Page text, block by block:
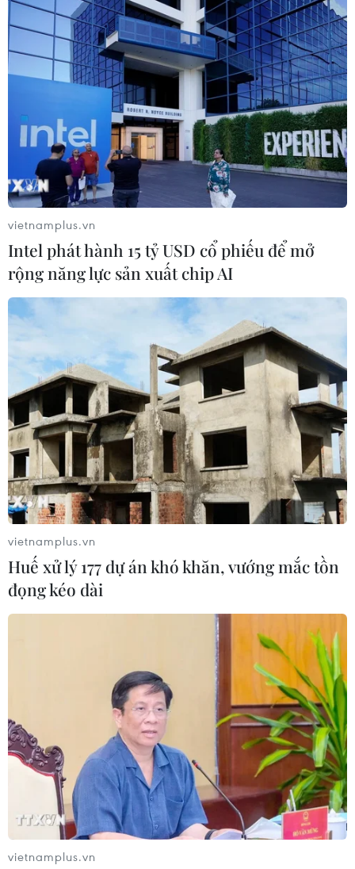
Niềm vui của tiền đạo đội trưởng Huỳnh Như (9) và đồng đội
khi ghi bàn mở tỷ số ở phút 12. (Ảnh: Hoàng Linh/TTXVN)
Đến phút 36, Đội tuyển Việt Nam chịu tổn thất khi Thúy Nga
dính chấn thương và không thể tiếp tục thi đấu. (Ảnh: Minh
Quyết/TTXVN)
Sang hiệp 2, các cầu thủ Việt Nam tiếp tục là những người thi
đấu chủ động. (Ảnh: Hoàng Linh/TTXVN)
vietnamplus.vn
Intel phát hành 15 tỷ USD cổ phiếu để mở
rộng năng lực sản xuất chip AI
vietnamplus.vn
Huế xử lý 177 dự án khó khăn, vướng mắc tồn
đọng kéo dài
vietnamplus.vn